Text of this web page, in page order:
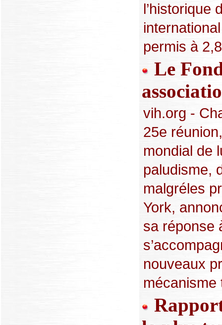
l’historique
permis à
Le
vih.org -
25e
mondial de
paludisme,
malgréles
York,
sa réponse
nouveaux